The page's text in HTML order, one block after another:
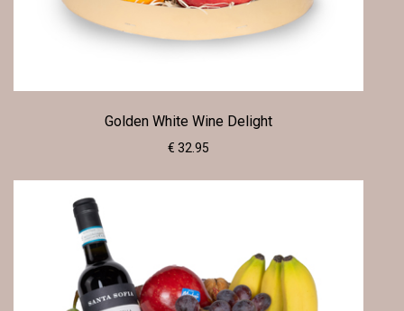
Golden White Wine Delight
€ 32.95